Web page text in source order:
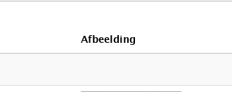
Afbeelding